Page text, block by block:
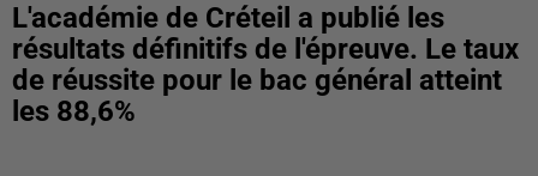
L'académie de Créteil a publié les
résultats définitifs de l'épreuve. Le taux
de réussite pour le bac général atteint
les 88,6%